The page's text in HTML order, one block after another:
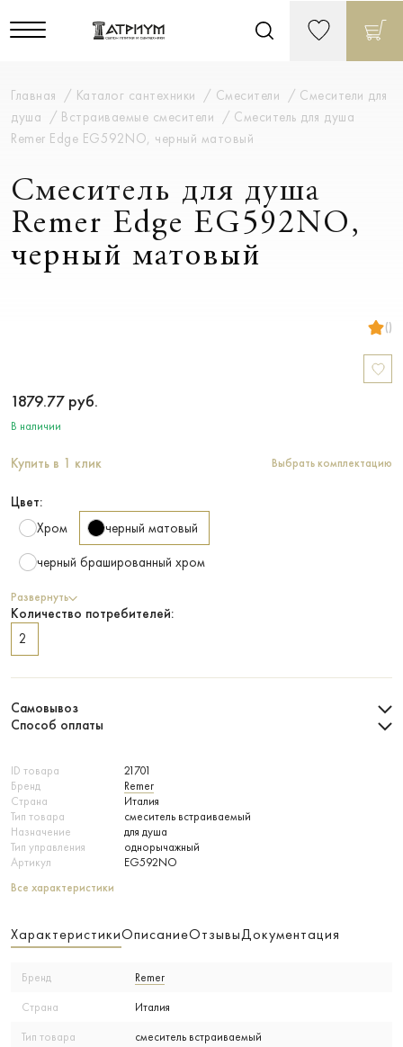
Главная Каталог сантехники Смесители
Смесители для
душа
Встраиваемые смесители
Смеситель для душа
Remer Edge EG592NO, черный матовый
Смеситель для душа
Remer Edge EG592NO,
черный матовый
()
ID товара
21701
Бренд
Remer
Страна
Италия
Тип товара
смеситель встраиваемый
Назначение
для душа
Тип управления
однорычажный
Артикул
EG592NO
Все характеристики
1879.77 руб.
В наличии
Купить в 1 клик Выбрать комплектацию
Цвет:
Хром
черный матовый
черный брашированный хром
Развернуть
Количество потребителей:
2
Самовывоз
Способ оплаты
ХарактеристикиОписаниеОтзывыДокументация
Бренд Remer
Страна Италия
Тип товара смеситель встраиваемый